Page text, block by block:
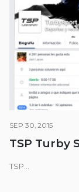
SEP 30, 2015
TSP Turby
TSP...